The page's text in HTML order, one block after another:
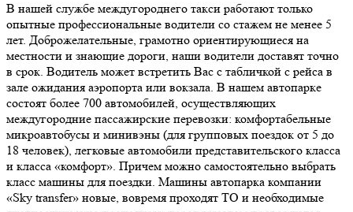
В нашей службе междугороднего такси работают только
опытные профессиональные водители со стажем не менее 5
лет. Доброжелательные, грамотно ориентирующиеся на
местности и знающие дороги, наши водители доставят точно
в срок. Водитель может встретить Вас с табличкой с рейса в
зале ожидания аэропорта или вокзала. В нашем автопарке
состоят более 700 автомобилей, осуществляющих
междугородние пассажирские перевозки: комфортабельные
микроавтобусы и минивэны (для групповых поездок от 5 до
18 человек), легковые автомобили представительского класса
и класса «комфорт». Причем можно самостоятельно выбрать
класс машины для поездки. Машины автопарка компании
«Sky transfer» новые, вовремя проходят ТО и необходимые